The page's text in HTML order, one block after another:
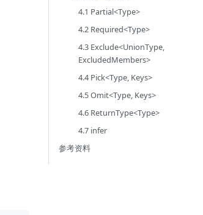
4.1 Partial<Type>
4.2 Required<Type>
4.3 Exclude<UnionType,
ExcludedMembers>
4.4 Pick<Type, Keys>
4.5 Omit<Type, Keys>
4.6 ReturnType<Type>
4.7 infer
参考资料